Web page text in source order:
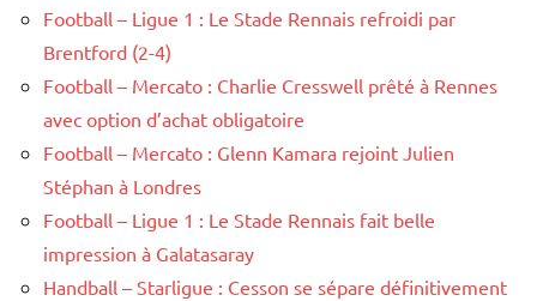
Football – Ligue 1 : Le Stade Rennais refroidi par
Brentford (2-4)
Football – Mercato : Charlie Cresswell prêté à Rennes
avec option d’achat obligatoire
Football – Mercato : Glenn Kamara rejoint Julien
Stéphan à Londres
Football – Ligue 1 : Le Stade Rennais fait belle
impression à Galatasaray
Handball – Starligue : Cesson se sépare définitivement